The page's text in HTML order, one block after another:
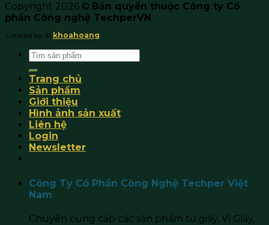
Copyright 2026 © Bản quyền thuộc Công ty Cổ
phần Công nghệ TechperVN
Created by © khoahoang
Search
Trang chủ
Sản phẩm
Giới thiệu
Hình ảnh sản xuất
Liên hệ
Login
Newsletter
Công Ty Cổ Phần Công Nghệ Techper Việt
Nam
Chuyên cung cấp các sản phẩm từ giấy, Vỉ Giấy,